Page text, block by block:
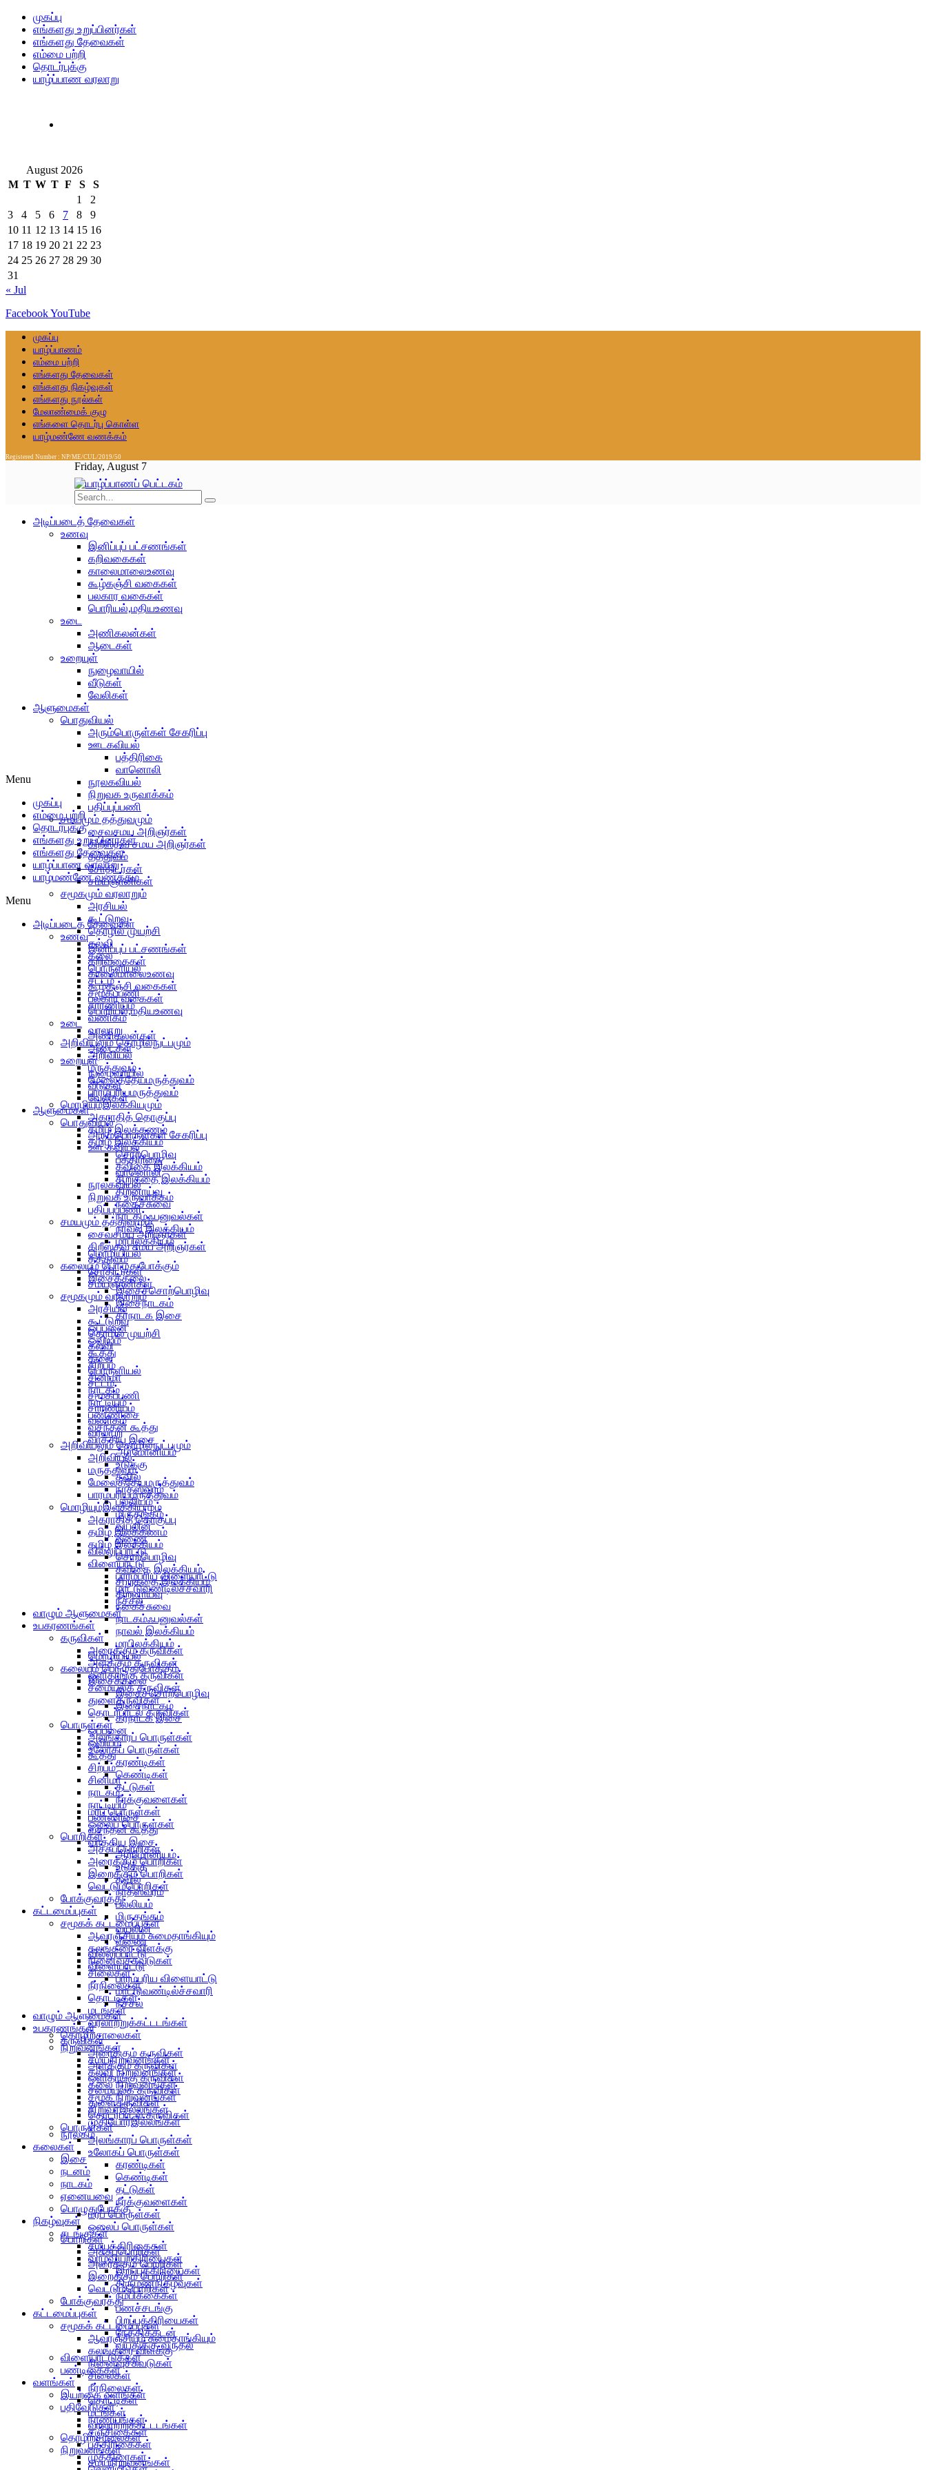
முகப்பு
எங்களது உறுப்பினர்கள்
எங்களது தேவைகள்
எம்மை பற்றி
தொடர்புக்கு
யாழ்ப்பாண வரலாறு
August 2026
M T W T F S
S
1
2
3
4 5 6 7 8
9
10 11 12 13 14 15 16
17 18 19 20 21 22 23
24 25 26 27 28 29 30
31
« Jul
FacebookYouTube
முகப்பு
யாழ்ப்பாணம்
எம்மை பற்றி
எங்களது தேவைகள்
எங்களது நிகழ்வுகள்
எங்களது நூல்கள்
மேலாண்மைக் குழு
எங்களை தொடர்பு கொள்ள
யாழ்மண்ணே வணக்கம்
Registered Number : NP/ME/CUL/2019/50
Friday, August 7
அடிப்படைத் தேவைகள்
உணவு
இனிப்புப் பட்சணங்கள்
கறிவகைகள்
காலைமாலைஉணவு
கூழ்கஞ்சி வகைகள்
பலகார வகைகள்
பொரியல்,மதியஉணவு
உடை
அணிகலன்கள்
ஆடைகள்
உறையுள்
நுழைவாயில்
வீடுகள்
வேலிகள்
ஆளுமைகள்
பொதுவியல்
அரும்பொருள்கள் சேகரிப்பு
ஊடகவியல்
பத்திரிகை
வானொலி
நூலகவியல்
நிறுவக உருவாக்கம்
பதிப்புப்பணி
சமயமும் தத்துவமும்
சைவசமய அறிஞர்கள்
கிறீஸ்தவ சமய அறிஞர்கள்
தத்துவம்
சோதிடர்கள்
சமயஞானிகள்
சமூகமும் வரலாறும்
அரசியல்
கூட்டுறவு
தொழில் முயற்சி
கல்வி
கலை
பொருளியல்
சட்டம்
சமூகப்பணி
சாரணியம்
வணிகம்
வரலாறு
அறிவியலும் தொழில்நுட்பமும்
அறிவியல்
மருத்துவம்
மேலைத்தேயமருத்துவம்
பாரம்பரியமருத்துவம்
மொழியும்இலக்கியமும்
அகராதித் தொகுப்பு
தமிழ் இலக்கணம்
தமிழ் இலக்கியம்
சொற்பொழிவு
கவிதை இலக்கியம்
சிறுகதை இலக்கியம்
திறனாய்வு
நகைச்சுவை
நாடகம்ஃபனுவல்கள்
நாவல் இலக்கியம்
மரபிலக்கியம்
மொழியியல்
கலையும் பொழுதுபோக்கும்
இசைக்கலை
இசைச்சொற்பொழிவு
இசைநாடகம்
கர்நாடக இசை
ஒப்பனை
ஓவியம்
கூத்து
சிற்பம்
சினிமா
நாடகம்
நாட்டியம்
பண்ணிசை
வசந்தன் கூத்து
வாத்திய இசை
ஆர்மோனியம்
உடுக்கு
தவில்
நாதஸ்வரம்
பல்லியம்
மிருதங்கம்
வயலின்
வீணை
வில்லுப்பாட்டு
விளையாட்டு
பாரம்பரிய விளையாட்டு
மாட்டுவண்டில்ச்சவாரி
நீச்சல்
வாழும் ஆளுமைகள்
உபகரணங்கள்
கருவிகள்
அரைக்கும் கருவிகள்
அளக்கும் கருவிகள்
ஒளிதாங்கு கருவிகள்
சமையல்க் கருவிகள்
துளைகருவிகள்
தொடர்பாடல் கருவிகள்
பொருள்கள்
அலங்காரப் பொருள்கள்
உலோகப் பொருள்கள்
கரண்டிகள்
கெண்டிகள்
தட்டுகள்
நீர்க்குவளைகள்
மரப் பொருள்கள்
ஓலைப் பொருள்கள்
பொறிகள்
அச்சுப்பொறிகள்
அரைக்கும் பொறிகள்
இறைக்கும் பொறிகள்
வெட்டும்பொறிகள்
போக்குவரத்து
கட்டமைப்புகள்
சமூகக் கட்டமைப்புகள்
ஆவுரஞ்சியும் சுமைதாங்கியும்
கலங்கரை விளக்கு
நினைவுச்சுவடுகள்
சிலைகள்
நீர்நிலைகள்
தொட்டிகள்
மடங்கள்
வரலாற்றுக்கட்டடங்கள்
தொழிற்சாலைகள்
நிறுவனங்கள்
சமயநிறுவனங்கள்
கல்வி நிறுவனங்கள்
கலை நிறுவனங்கள்
சமூக நிறுவனங்கள்
சிறுவர்இல்லங்கள்
முதியோர்இல்லங்கள்
நூலகம்
கலைகள்
இசை
நடனம்
நாடகம்
ஏனையவை
பொழுதுபோக்கு
நிகழ்வுகள்
சடங்குகள்
சமயக்கிரிகைகள்
வாழ்வியற்கிரியைகள்
இறப்புக்கிரியைகள்
திருமணநிகழ்வுகள்
நம்பிக்கைகள்
பணச்சடங்கு
பிறப்புக்கிரியைகள்
நேத்திக்கடன்
வயதுக்கு வருதல்
விளையாட்டுக்கள்
பண்டிகைகள்
வளங்கள்
இயற்கை வளங்கள்
பதிவேடுகள்
நாணயங்கள்
சஞ்சிகைகள்
பத்திரிகைகள்
முத்திரைகள்
Menu
முகப்பு
எம்மை பற்றி
தொடர்புக்கு
எங்களது உறுப்பினர்கள்
எங்களது தேவைகள்
யாழ்ப்பாண வரலாறு
யாழ்மண்ணே வணக்கம்
Menu
அடிப்படைத் தேவைகள்
உணவு
இனிப்புப் பட்சணங்கள்
கறிவகைகள்
காலைமாலைஉணவு
கூழ்கஞ்சி வகைகள்
பலகார வகைகள்
பொரியல்,மதியஉணவு
உடை
அணிகலன்கள்
ஆடைகள்
உறையுள்
நுழைவாயில்
வீடுகள்
வேலிகள்
ஆளுமைகள்
பொதுவியல்
அரும்பொருள்கள் சேகரிப்பு
ஊடகவியல்
பத்திரிகை
வானொலி
நூலகவியல்
நிறுவக உருவாக்கம்
பதிப்புப்பணி
சமயமும் தத்துவமும்
சைவசமய அறிஞர்கள்
கிறீஸ்தவ சமய அறிஞர்கள்
தத்துவம்
சோதிடர்கள்
சமயஞானிகள்
சமூகமும் வரலாறும்
அரசியல்
கூட்டுறவு
தொழில் முயற்சி
கல்வி
கலை
பொருளியல்
சட்டம்
சமூகப்பணி
சாரணியம்
வணிகம்
வரலாறு
அறிவியலும் தொழில்நுட்பமும்
அறிவியல்
மருத்துவம்
மேலைத்தேயமருத்துவம்
பாரம்பரியமருத்துவம்
மொழியும்இலக்கியமும்
அகராதித் தொகுப்பு
தமிழ் இலக்கணம்
தமிழ் இலக்கியம்
சொற்பொழிவு
கவிதை இலக்கியம்
சிறுகதை இலக்கியம்
திறனாய்வு
நகைச்சுவை
நாடகம்ஃபனுவல்கள்
நாவல் இலக்கியம்
மரபிலக்கியம்
மொழியியல்
கலையும் பொழுதுபோக்கும்
இசைக்கலை
இசைச்சொற்பொழிவு
இசைநாடகம்
கர்நாடக இசை
ஒப்பனை
ஓவியம்
கூத்து
சிற்பம்
சினிமா
நாடகம்
நாட்டியம்
பண்ணிசை
வசந்தன் கூத்து
வாத்திய இசை
ஆர்மோனியம்
உடுக்கு
தவில்
நாதஸ்வரம்
பல்லியம்
மிருதங்கம்
வயலின்
வீணை
வில்லுப்பாட்டு
விளையாட்டு
பாரம்பரிய விளையாட்டு
மாட்டுவண்டில்ச்சவாரி
நீச்சல்
வாழும் ஆளுமைகள்
உபகரணங்கள்
கருவிகள்
அரைக்கும் கருவிகள்
அளக்கும் கருவிகள்
ஒளிதாங்கு கருவிகள்
சமையல்க் கருவிகள்
துளைகருவிகள்
தொடர்பாடல் கருவிகள்
பொருள்கள்
அலங்காரப் பொருள்கள்
உலோகப் பொருள்கள்
கரண்டிகள்
கெண்டிகள்
தட்டுகள்
நீர்க்குவளைகள்
மரப் பொருள்கள்
ஓலைப் பொருள்கள்
பொறிகள்
அச்சுப்பொறிகள்
அரைக்கும் பொறிகள்
இறைக்கும் பொறிகள்
வெட்டும்பொறிகள்
போக்குவரத்து
கட்டமைப்புகள்
சமூகக் கட்டமைப்புகள்
ஆவுரஞ்சியும் சுமைதாங்கியும்
கலங்கரை விளக்கு
நினைவுச்சுவடுகள்
சிலைகள்
நீர்நிலைகள்
தொட்டிகள்
மடங்கள்
வரலாற்றுக்கட்டடங்கள்
தொழிற்சாலைகள்
நிறுவனங்கள்
சமயநிறுவனங்கள்